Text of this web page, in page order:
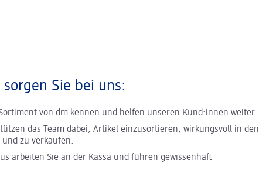
Sie bei uns:
von dm kennen und helfen unseren Kund:innen weiter.
das Team dabei, Artikel einzusortieren, wirkungsvoll in den
zu verkaufen.
arbeiten Sie an der Kassa und führen gewissenhaft